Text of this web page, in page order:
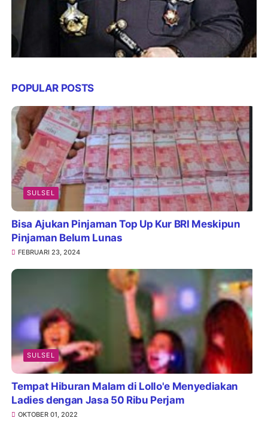
POPULAR POSTS
SULSEL
Bisa Ajukan Pinjaman Top Up Kur BRI Meskipun
Pinjaman Belum Lunas
FEBRUARI 23, 2024
SULSEL
Tempat Hiburan Malam di Lollo'e Menyediakan
Ladies dengan Jasa 50 Ribu Perjam
OKTOBER 01, 2022